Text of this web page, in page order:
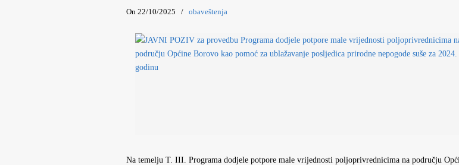
On 22/10/2025 / obaveštenja
Na temelju T. III. Programa dodjele potpore male vrijednosti poljoprivrednicima na području